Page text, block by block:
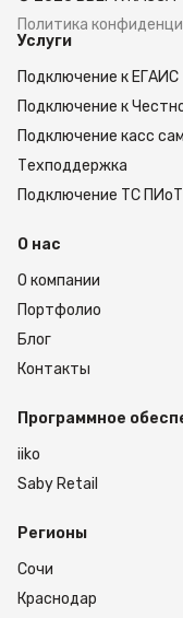
линейки всегда
заказов
бережную
сайте или
Политика
Услуги
Подключение к ЕГАИС
Подключение к
Подключение касс
Техподдержка
Подключение ТС ПИоТ
О нас
О компании
Портфолио
Блог
Контакты
Программное
iiko
Saby Retail
Регионы
Сочи
Краснодар